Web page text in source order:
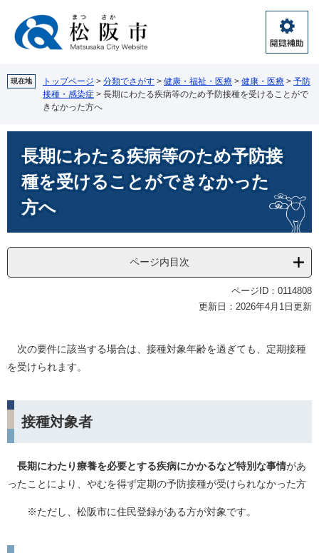
閲
覧
助
現在地 トップページ > 分類でさがす > 健康・福祉・医療 > 健康・医療 > 予防
接種・感染症 > 長期にわたる疾病等のため予防接種を受けることがで
きなかった方へ
長期にわたる疾病等のため予防接
種を受けることができなかった
方へ
ページ内目次
ページID：0114808
更新日：2026年4月1日更新
次の要件に該当する場合は、接種対象年齢を過ぎても、定期接種
を受けられます。
接種対象者
長期にわたり療養を必要とする疾病にかかるなど特別な事情があ
ったことにより、やむを得ず定期の予防接種が受けられなかった方
※ただし、松阪市に住民登録がある方が対象です。